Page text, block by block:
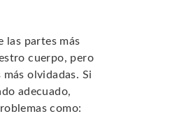
las partes más
cuerpo, pero
olvidadas. Si
adecuado,
como: